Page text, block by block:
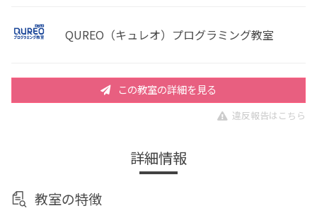
QUREO（キュレオ）プログラミング教室
この教室の詳細を見る
違反報告はこちら
詳細情報
教室の特徴